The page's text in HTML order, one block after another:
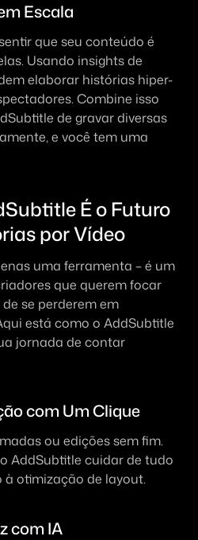
Escala
que seu conteúdo é
Usando insights de
elaborar histórias hiper-
Combine isso
de gravar diversas
e você tem uma
É o Futuro
por Vídeo
uma ferramenta – é um
que querem focar
se perderem em
está como o AddSubtitle
jornada de contar
com Um Clique
ou edições sem fim.
AddSubtitle cuidar de tudo
otimização de layout.
com IA